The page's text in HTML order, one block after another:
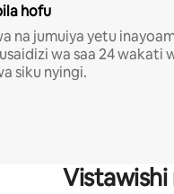
hofu
na jumuiya yetu
wa saa 24 wakati
siku nyingi.
Vistawishi